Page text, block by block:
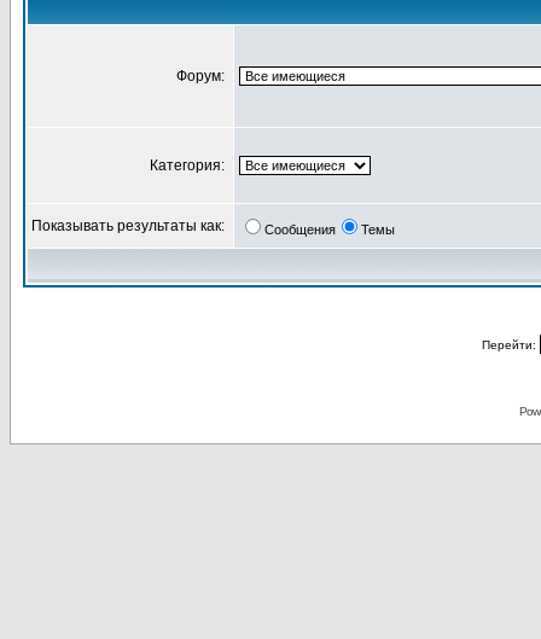
Форум:
Категория:
Показывать результаты как: Сообщения Темы
Перейти: